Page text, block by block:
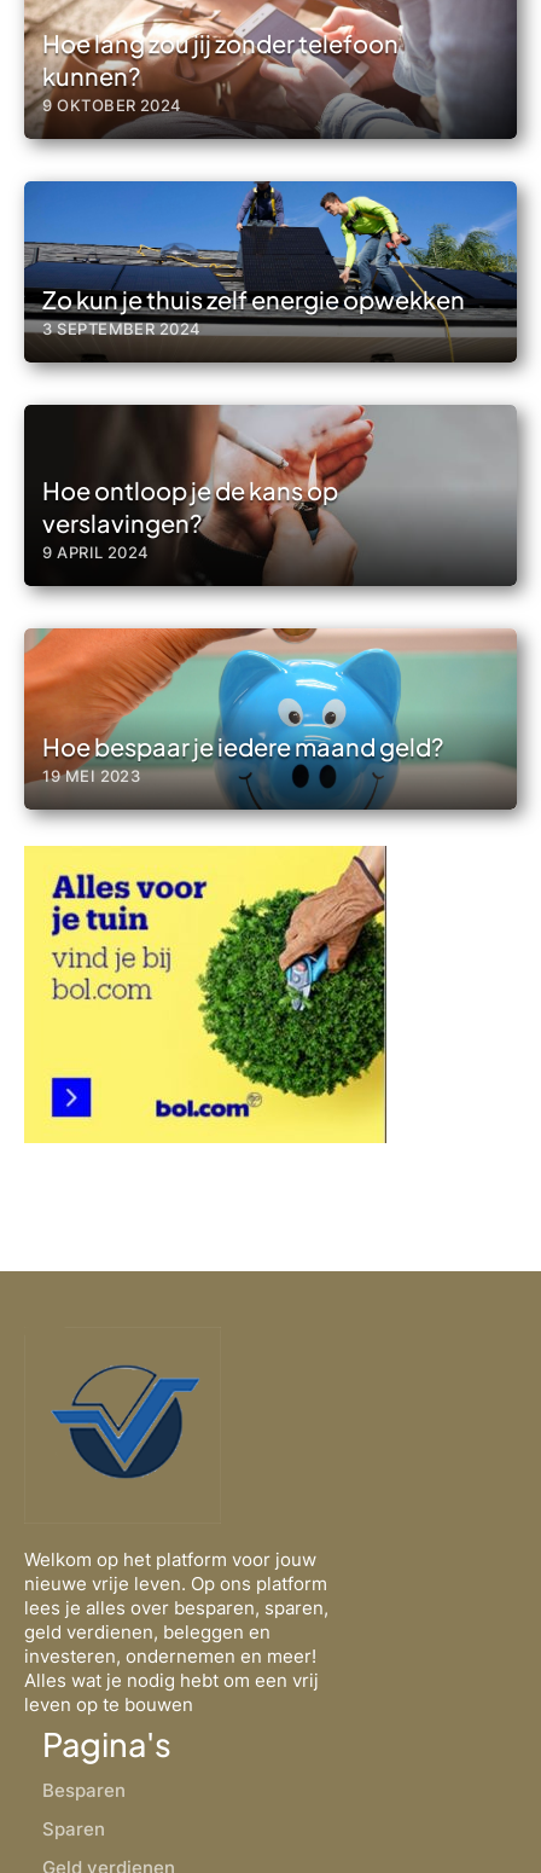
Hoe lang zou jij zonder telefoon
kunnen?
9 OKTOBER 2024
Zo kun je thuis zelf energie opwekken
3 SEPTEMBER 2024
Hoe ontloop je de kans op
verslavingen?
9 APRIL 2024
Hoe bespaar je iedere maand geld?
19 MEI 2023
Welkom op het platform voor jouw
nieuwe vrije leven. Op ons platform
lees je alles over besparen, sparen,
geld verdienen, beleggen en
investeren, ondernemen en meer!
Alles wat je nodig hebt om een vrij
leven op te bouwen
Pagina's
Besparen
Sparen
Geld verdienen